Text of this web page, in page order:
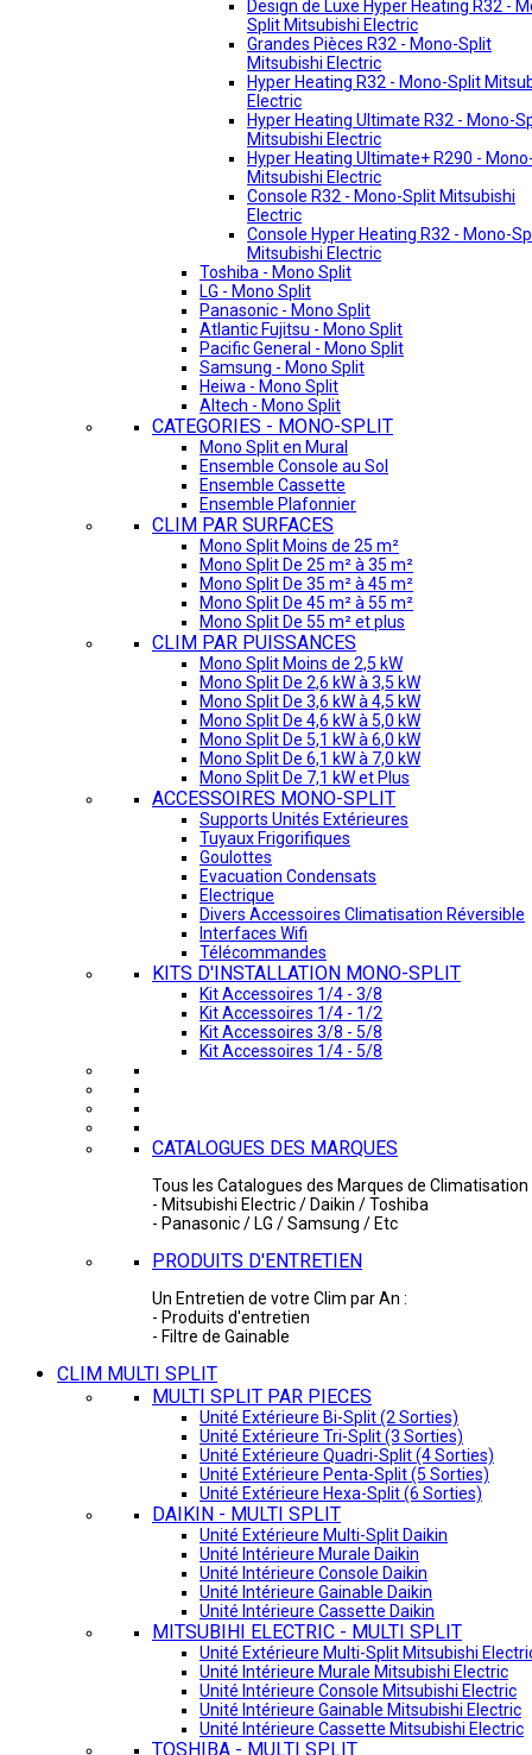
Design de Luxe Hyper Heating R32 -
Split Mitsubishi Electric
Grandes Pièces R32 - Mono-Split
Mitsubishi Electric
Hyper Heating R32 - Mono-Split
Electric
Hyper Heating Ultimate R32 - Mono-
Mitsubishi Electric
Hyper Heating Ultimate+ R290 -
Mitsubishi Electric
Console R32 - Mono-Split Mitsubishi
Electric
Console Hyper Heating R32 - Mono-
Mitsubishi Electric
Toshiba - Mono Split
LG - Mono Split
Panasonic - Mono Split
Atlantic Fujitsu - Mono Split
Pacific General - Mono Split
Samsung - Mono Split
Heiwa - Mono Split
Altech - Mono Split
CATEGORIES - MONO-SPLIT
Mono Split en Mural
Ensemble Console au Sol
Ensemble Cassette
Ensemble Plafonnier
CLIM PAR SURFACES
Mono Split Moins de 25 m²
Mono Split De 25 m² à 35 m²
Mono Split De 35 m² à 45 m²
Mono Split De 45 m² à 55 m²
Mono Split De 55 m² et plus
CLIM PAR PUISSANCES
Mono Split Moins de 2,5 kW
Mono Split De 2,6 kW à 3,5 kW
Mono Split De 3,6 kW à 4,5 kW
Mono Split De 4,6 kW à 5,0 kW
Mono Split De 5,1 kW à 6,0 kW
Mono Split De 6,1 kW à 7,0 kW
Mono Split De 7,1 kW et Plus
ACCESSOIRES MONO-SPLIT
Supports Unités Extérieures
Tuyaux Frigorifiques
Goulottes
Evacuation Condensats
Electrique
Divers Accessoires Climatisation Réversible
Interfaces Wifi
Télécommandes
KITS D'INSTALLATION MONO-SPLIT
Kit Accessoires 1/4 - 3/8
Kit Accessoires 1/4 - 1/2
Kit Accessoires 3/8 - 5/8
Kit Accessoires 1/4 - 5/8
CATALOGUES DES MARQUES
Tous les Catalogues des Marques de Climatisation
- Mitsubishi Electric / Daikin / Toshiba
- Panasonic / LG / Samsung / Etc
PRODUITS D'ENTRETIEN
Un Entretien de votre Clim par An :
- Produits d'entretien
- Filtre de Gainable
CLIM MULTI SPLIT
MULTI SPLIT PAR PIECES
Unité Extérieure Bi-Split (2 Sorties)
Unité Extérieure Tri-Split (3 Sorties)
Unité Extérieure Quadri-Split (4 Sorties)
Unité Extérieure Penta-Split (5 Sorties)
Unité Extérieure Hexa-Split (6 Sorties)
DAIKIN - MULTI SPLIT
Unité Extérieure Multi-Split Daikin
Unité Intérieure Murale Daikin
Unité Intérieure Console Daikin
Unité Intérieure Gainable Daikin
Unité Intérieure Cassette Daikin
MITSUBIHI ELECTRIC - MULTI SPLIT
Unité Extérieure Multi-Split Mitsubishi
Unité Intérieure Murale Mitsubishi Electric
Unité Intérieure Console Mitsubishi Electric
Unité Intérieure Gainable Mitsubishi Electric
Unité Intérieure Cassette Mitsubishi Electric
TOSHIBA - MULTI SPLIT